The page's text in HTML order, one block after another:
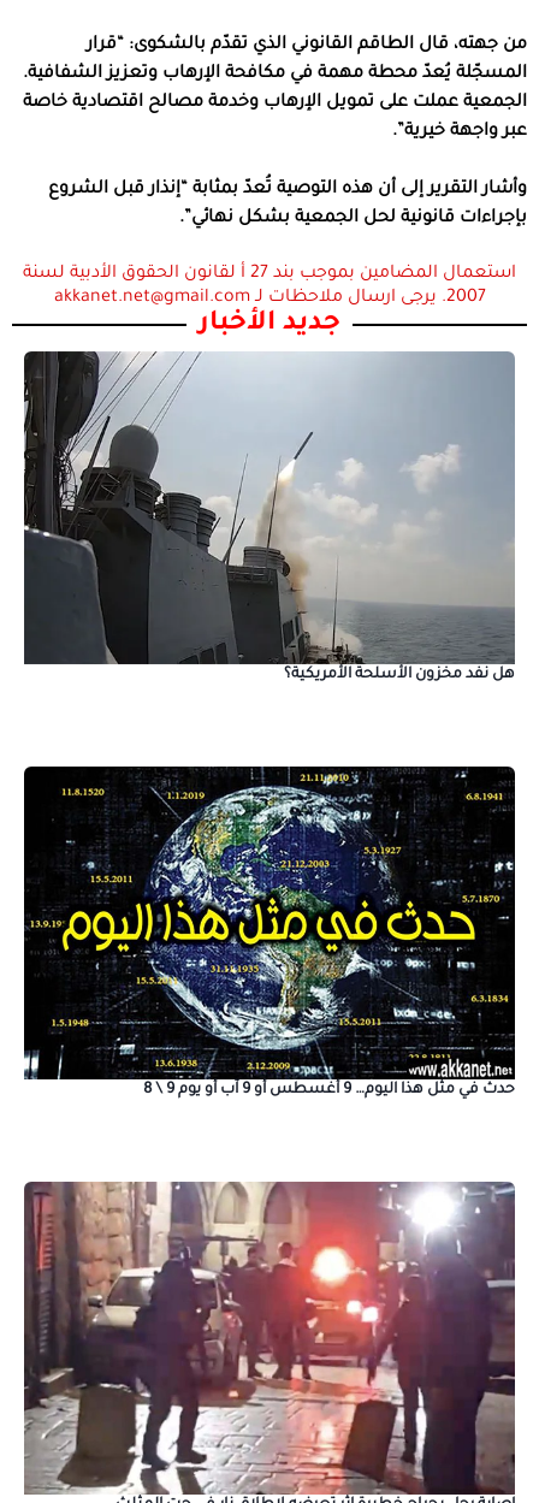
من جهته، قال الطاقم القانوني الذي تقدّم بالشكوى: “قرار
المسجّلة يُعدّ محطة مهمة في مكافحة الإرهاب وتعزيز الشفافية.
الجمعية عملت على تمويل الإرهاب وخدمة مصالح اقتصادية خاصة
عبر واجهة خيرية”.
وأشار التقرير إلى أن هذه التوصية تُعدّ بمثابة “إنذار قبل الشروع
بإجراءات قانونية لحل الجمعية بشكل نهائي”.
استعمال المضامين بموجب بند 27 أ لقانون الحقوق الأدبية لسنة
2007. يرجى ارسال ملاحظات لـ akkanet.net@gmail.com
جديد الأخبار
هل نفد مخزون الأسلحة الأمريكية؟
حدث في مثل هذا اليوم… 9 أغسطس أو 9 آب أو يوم 9 \ 8